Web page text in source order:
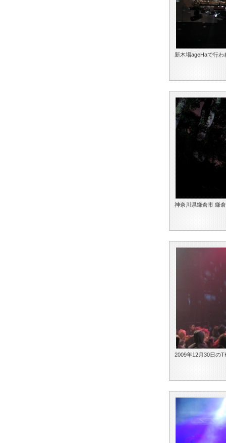
新木場ageHaで行
神奈川県鎌倉市 鎌
2009年12月30日の